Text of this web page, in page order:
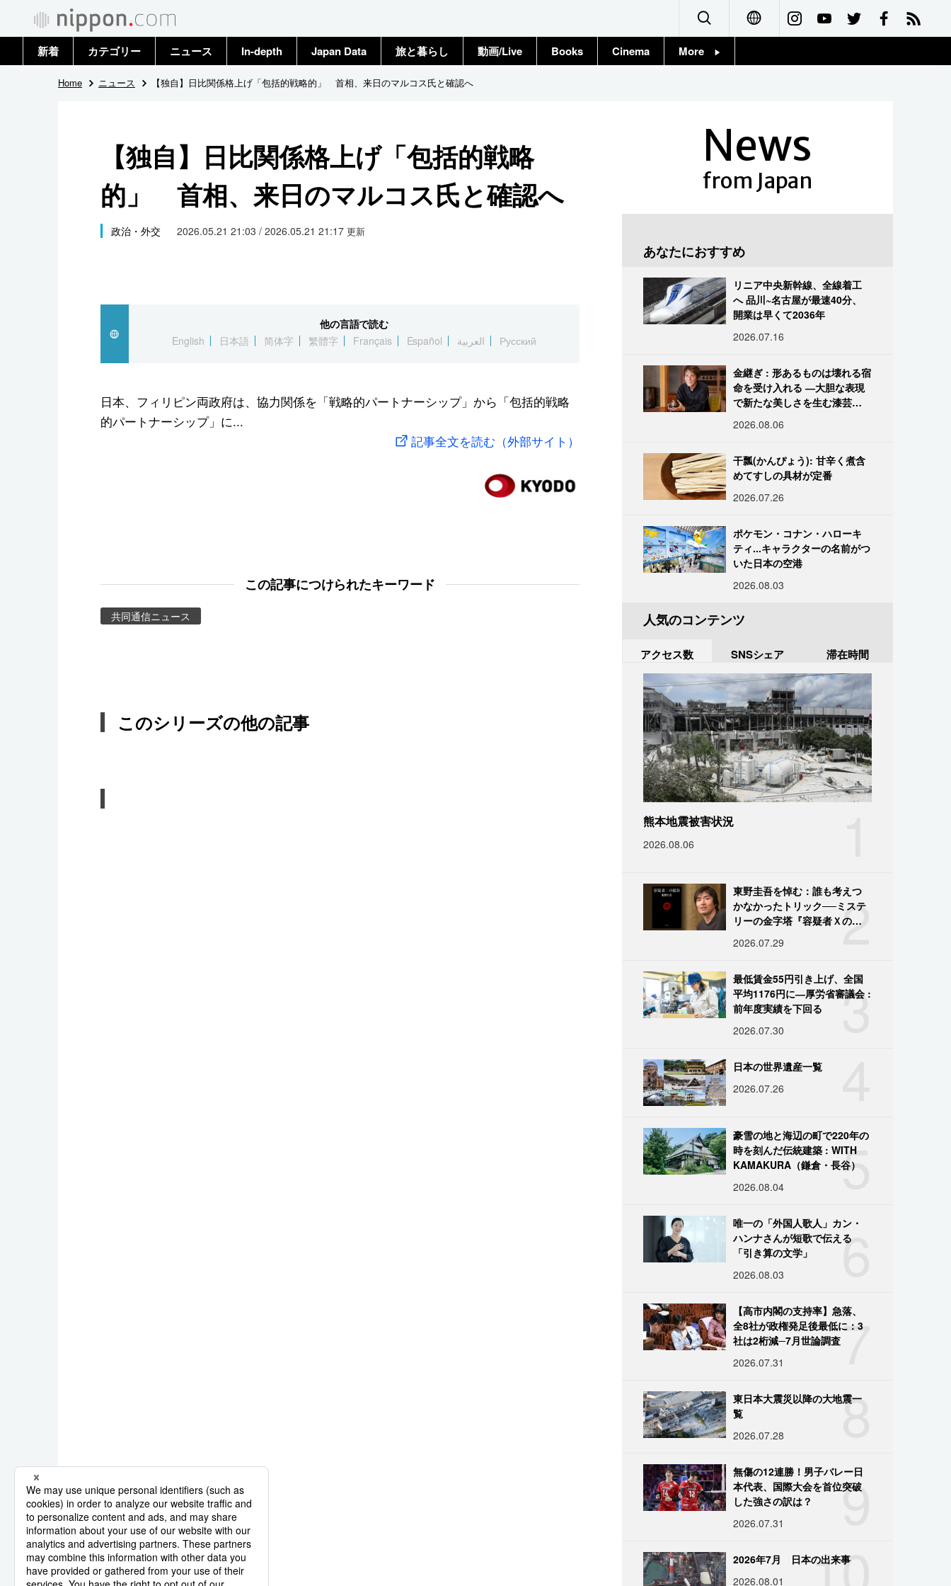
Français
新着 カテゴリー
政治・外交
社会
文化
スポーツ・東京2020
ニュース
トップ
In-depth Japan Data 旅と暮らし 動画/Live Books Cinema More
Home ニュース 【独自】日比関係格上げ「包括的戦略的」 首相、来日のマルコス氏と確認へ
【独自】日比関係格上げ「包括的戦略
的」 首相、来日のマルコス氏と確認へ
政治・外交 2026.05.21 21:03 / 2026.05.21 21:17 更新
他の言語で読む
English
日本語 简体字 繁體字 Français Español العربية Русский
日本、フィリピン両政府は、協力関係を「戦略的パートナーシップ」から「包括的戦略
的パートナーシップ」に...
記事全文を読む（外部サイト）
この記事につけられたキーワード
共同通信ニュース
このシリーズの他の記事
News
from Japan
あなたにおすすめ
リニア中央新幹線、全線着工
へ 品川~名古屋が最速40分、
開業は早くて2036年
2026.07.16
金継ぎ : 形あるものは壊れる宿
命を受け入れる ―大胆な表現
で新たな美しさを生む漆芸修
2026.08.06
干瓢(かんぴょう): 甘辛く煮含
めてすしの具材が定番
2026.07.26
ポケモン・コナン・ハローキ
ティ...キャラクターの名前がつ
いた日本の空港
2026.08.03
人気のコンテンツ
アクセス数 SNSシェア 滞在時間
熊本地震被害状況
2026.08.06
2
東野圭吾を悼む：誰も考えつ
かなかったトリック──ミステ
リーの金字塔『容疑者Ｘの献
2026.07.29
3
最低賃金55円引き上げ、全国
平均1176円に―厚労省審議会 :
前年度実績を下回る
2026.07.30
日本の世界遺産一覧
2026.07.26
5
豪雪の地と海辺の町で220年の
時を刻んだ伝統建築 : WITH
KAMAKURA（鎌倉・長谷）
2026.08.04
6
唯一の「外国人歌人」カン・
ハンナさんが短歌で伝える
「引き算の文学」
2026.08.03
7
【高市内閣の支持率】急落、
全8社が政権発足後最低に：3
社は2桁減─7月世論調査
2026.07.31
8
東日本大震災以降の大地震一
覧
2026.07.28
9
無傷の12連勝！男子バレー日
本代表、国際大会を首位突破
した強さの訳は？
2026.07.31
10
2026年7月 日本の出来事
2026.08.01